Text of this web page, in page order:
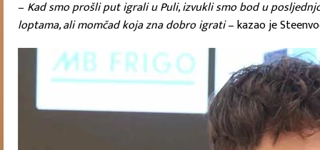
– Kad smo prošli put igrali u Puli, izvukli smo bod u
loptama, ali momčad koja zna dobro igrati– kazao je